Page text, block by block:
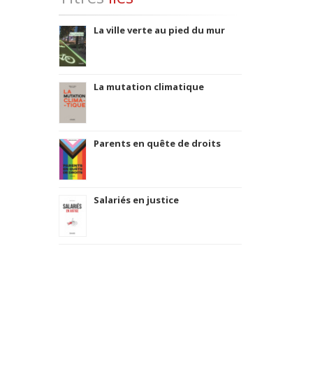
La ville verte au pied du mur
La mutation climatique
Parents en quête de droits
Salariés en justice